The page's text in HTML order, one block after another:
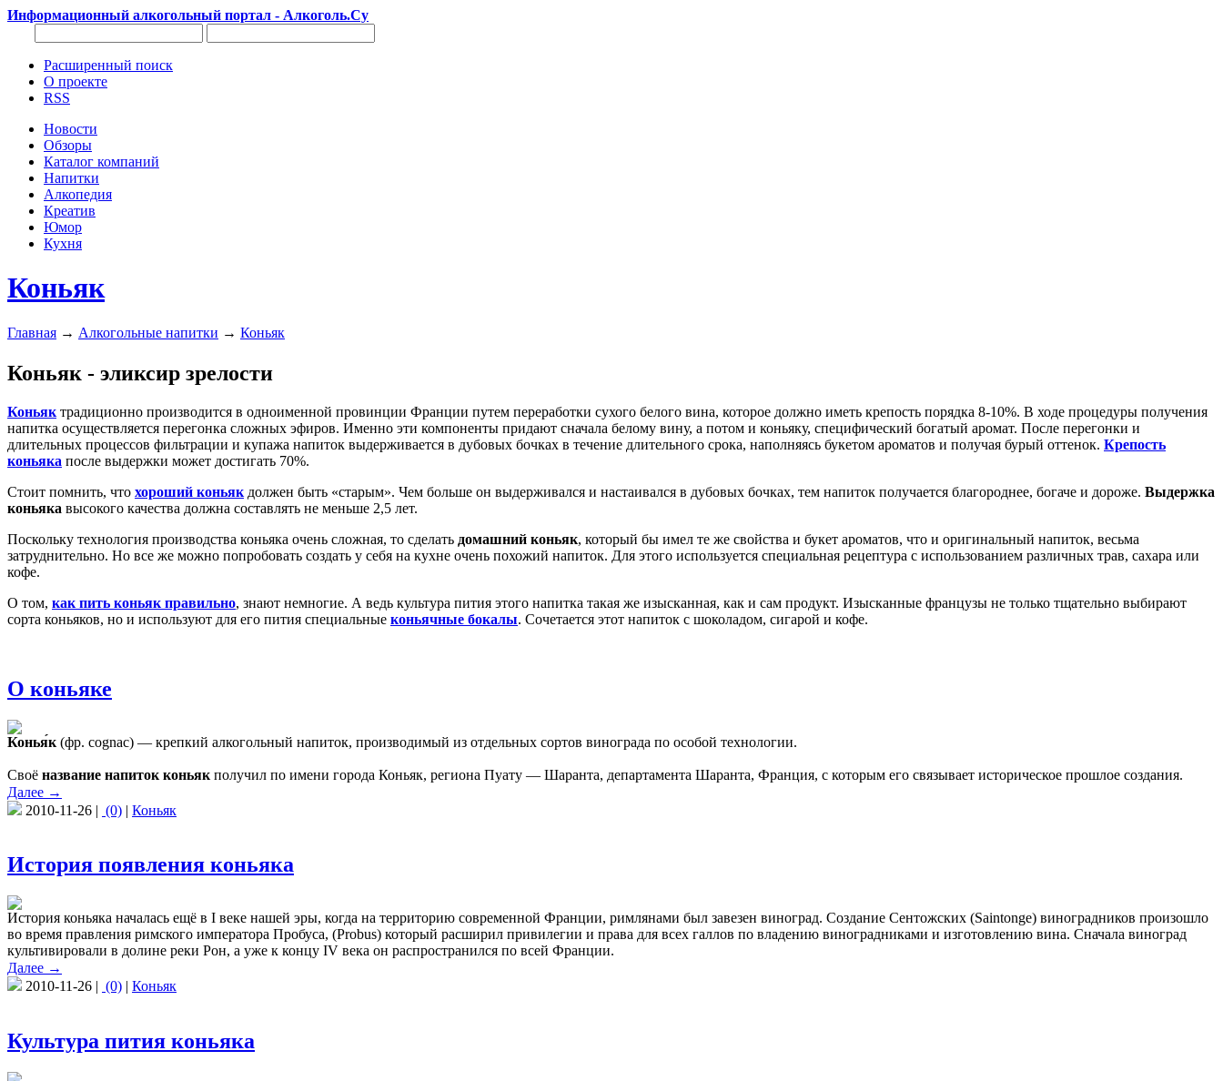
Информационный алкогольный портал - Алкоголь.Су
Расширенный поиск
О проекте
RSS
Новости
Обзоры
Каталог компаний
Напитки
Алкопедия
Креатив
Юмор
Кухня
Коньяк
Главная → Алкогольные напитки → Коньяк
Коньяк - эликсир зрелости
Коньяк традиционно производится в одноименной провинции Франции путем переработки сухого белого вина, которое должно иметь крепость порядка 8-10%. В ходе процедуры получения
напитка осуществляется перегонка сложных эфиров. Именно эти компоненты придают сначала белому вину, а потом и коньяку, специфический богатый аромат. После перегонки и
длительных процессов фильтрации и купажа напиток выдерживается в дубовых бочках в течение длительного срока, наполняясь букетом ароматов и получая бурый оттенок. Крепость
коньяка после выдержки может достигать 70%.
Стоит помнить, что хороший коньяк должен быть «старым». Чем больше он выдерживался и настаивался в дубовых бочках, тем напиток получается благороднее, богаче и дороже. Выдержка
коньяка высокого качества должна составлять не меньше 2,5 лет.
Поскольку технология производства коньяка очень сложная, то сделать домашний коньяк, который бы имел те же свойства и букет ароматов, что и оригинальный напиток, весьма
затруднительно. Но все же можно попробовать создать у себя на кухне очень похожий напиток. Для этого используется специальная рецептура с использованием различных трав, сахара или
кофе.
О том, как пить коньяк правильно, знают немногие. А ведь культура пития этого напитка такая же изысканная, как и сам продукт. Изысканные французы не только тщательно выбирают
сорта коньяков, но и используют для его пития специальные коньячные бокалы. Сочетается этот напиток с шоколадом, сигарой и кофе.
О коньяке
Конья́к (фр. cognac) — крепкий алкогольный напиток, производимый из отдельных сортов винограда по особой технологии.
Своё название напиток коньяк получил по имени города Коньяк, региона Пуату — Шаранта, департамента Шаранта, Франция, с которым его связывает историческое прошлое создания.
Далее →
2010-11-26 | (0) | Коньяк
История появления коньяка
История коньяка началась ещё в I веке нашей эры, когда на территорию современной Франции, римлянами был завезен виноград. Создание Сентожских (Saintonge) виноградников произошло
во время правления римского императора Пробуса, (Probus) который расширил привилегии и права для всех галлов по владению виноградниками и изготовлению вина. Сначала виноград
культивировали в долине реки Рон, а уже к концу IV века он распространился по всей Франции.
Далее →
2010-11-26 | (0) | Коньяк
Культура пития коньяка